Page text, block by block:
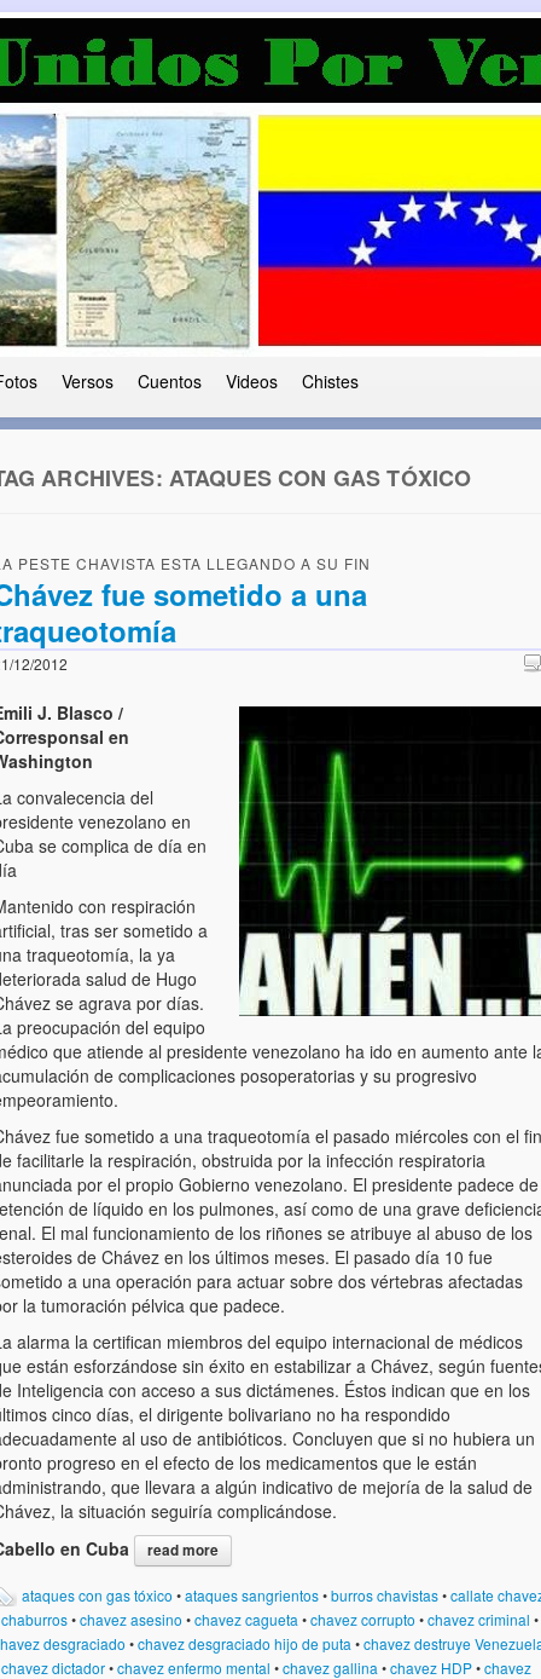
Democracia
le ha caido a esta tierra
Versos Cuentos Videos Chistes
ARCHIVES: ATAQUES CON GAS TÓXICO
PESTE CHAVISTA ESTA LLEGANDO A SU FIN
fue sometido a una
12/2012
J. Blasco /
en
convalecencia del
venezolano en
se complica de día en
con respiración
tras ser sometido a
traqueotomía, la ya
salud de Hugo
se agrava por días.
preocupación del equipo
que atiende al presidente venezolano ha ido en aumento ante
de complicaciones posoperatorias y su progresivo
fue sometido a una traqueotomía el pasado miércoles con el fin
facilitarle la respiración, obstruida por la infección respiratoria
por el propio Gobierno venezolano. El presidente padece de
de líquido en los pulmones, así como de una grave
El mal funcionamiento de los riñones se atribuye al abuso de los
de Chávez en los últimos meses. El pasado día 10 fue
a una operación para actuar sobre dos vértebras afectadas
la tumoración pélvica que padece.
alarma la certifican miembros del equipo internacional de médicos
están esforzándose sin éxito en estabilizar a Chávez, según
Inteligencia con acceso a sus dictámenes. Éstos indican que en los
cinco días, el dirigente bolivariano no ha respondido
al uso de antibióticos. Concluyen que si no hubiera un
progreso en el efecto de los medicamentos que le están
que llevara a algún indicativo de mejoría de la salud de
la situación seguiría complicándose.
en Cuba
read more
ataques con gas tóxico •ataques sangrientos•burros chavistas•callate
chaburros•chavez asesino •chavez cagueta •chavez corrupto •chavez criminal •
desgraciado •chavez desgraciado hijo de puta •chavez destruye
chavez dictador•chavez enfermo mental •chavez gallina •chavez HDP•chavez